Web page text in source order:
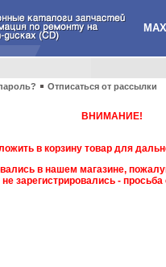
MAX
Отписаться от рассылки
ВНИМАНИЕ!
в корзину товар для
в нашем магазине,
зарегистрировались - просьба